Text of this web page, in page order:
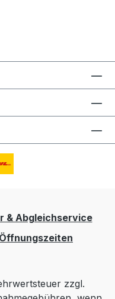
& Abgleichservice
Öffnungszeiten
zzgl.